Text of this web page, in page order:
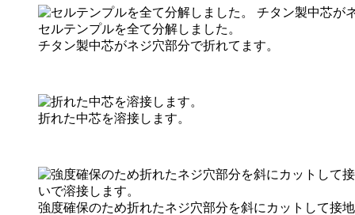
セルテンプルを全て分解しました。
チタン製中芯がネジ穴部分で折れてます。
折れた中芯を溶接します。
強度確保のため折れたネジ穴部分を斜にカットして接